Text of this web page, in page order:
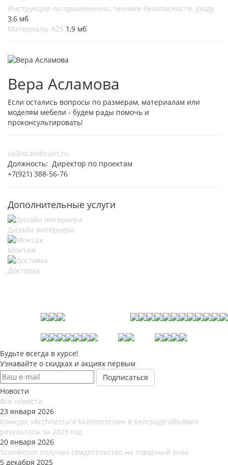
Инструкции по применению, технике безопасности, уходу
3,6 мб
Материалы A2S 1,9 мб
Вера Асламова
Если остались вопросы по размерам, материалам или
моделям мебели - будем рады помочь и
проконсультировать!
va@scandicum.ru
Должность: Директор по проектам
+7(921) 388-56-76
Дополнительные услуги
Дизайн интерьера
Монтаж
Доставка
Будьте всегда в курсе!
Узнавайте о скидках и акциях первым
Новости
Все новости
23 января 2026
Конкурс «Architecture Matsterprize» в Белграде объявил
результаты за 2025 год
20 января 2026
Scandicum получил свидетельство на товарный знак
5 декабря 2025